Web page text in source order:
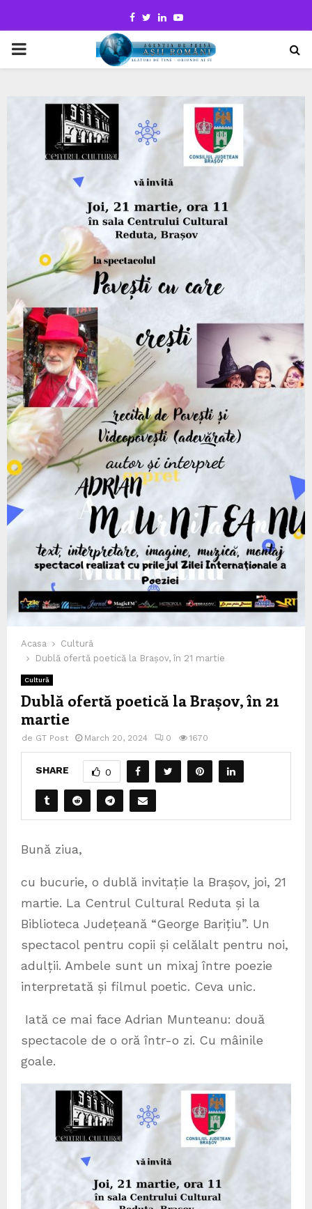
Facebook
TwitterLinkedinYoutube
PRIMARY
Acasa
Cultură
Dublă ofertă poetică la Brașov, în 21 martie
Cultură
Dublă ofertă poetică la Brașov, în 21
martie
de GT Post March 20, 2024 0 1670
SHARE 0
Bună ziua,
cu bucurie, o dublă invitație la Brașov, joi, 21
martie. La Centrul Cultural Reduta și la
Biblioteca Județeană “George Barițiu”. Un
spectacol pentru copii și celălalt pentru noi,
adulții. Ambele sunt un mixaj între poezie
interpretată și filmul poetic. Ceva unic.
Iată ce mai face Adrian Munteanu: două
spectacole de o oră într-o zi. Cu mâinile
goale.